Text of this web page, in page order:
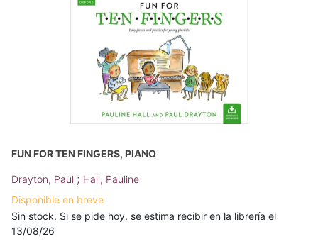
FUN FOR TEN FINGERS, PIANO
Drayton, Paul ; Hall, Pauline
Disponible en breve
Sin stock. Si se pide hoy, se estima recibir en la librería el
13/08/26